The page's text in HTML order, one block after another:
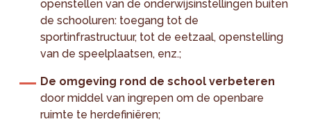
openstellen van de onderwijsinstellingen buiten
de schooluren: toegang tot de
sportinfrastructuur, tot de eetzaal, openstelling
van de speelplaatsen, enz.;
De omgeving rond de school verbeteren
door middel van ingrepen om de openbare
ruimte te herdefiniëren;